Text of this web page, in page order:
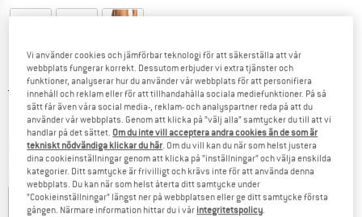
Ursprungligt pris :
29,95€
Pris:
11,98€ inkl. moms
KR131,13
plus fraktkostnaderInformation om fraktkostnader. Öppnas i en inforuta
Färg:Papaya Punch Novelta Stripe H
Vi använder cookies och jämförbar teknologi för att säkerställa att vår
webbplats fungerar korrekt. Dessutom erbjuder vi extra tjänster och
funktioner, analyserar hur du använder vår webbplats för att personifiera
innehåll och reklam eller för att tillhandahålla sociala mediefunktioner. På så
sätt får även våra social media-, reklam- och analyspartner reda på att du
använder vår webbplats. Genom att klicka på ”välj alla” samtycker du till att vi
handlar på det sättet. Om du inte vill acceptera andra cookies än de som är
tekniskt nödvändiga klickar du här. Om du vill kan du när som helst justera
dina cookieinställningar genom att klicka på ”inställningar” och välja enskilda
kategorier. Ditt samtycke är frivilligt och krävs inte för att använda denna
webbplats. Du kan när som helst återta ditt samtycke under
”Cookieinställningar” längst ner på webbplatsen eller ge ditt samtycke första
gången. Närmare information hittar du i vår integritetspolicy.